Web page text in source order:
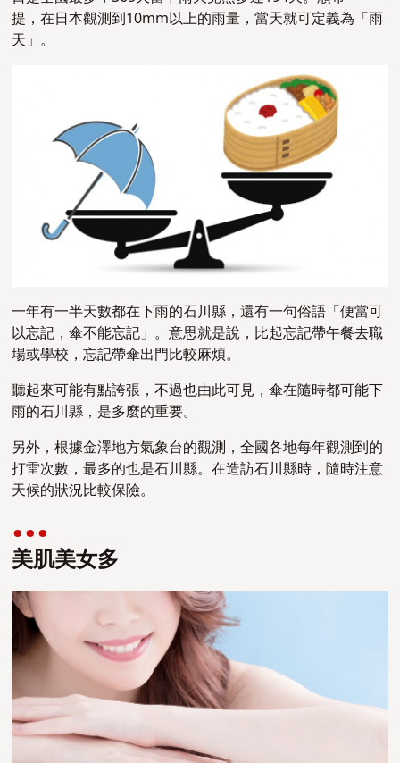
提，在日本觀測到10mm以上的雨量，當天就可定義為「雨
天」。
一年有一半天數都在下雨的石川縣，還有一句俗語「便當可
以忘記，傘不能忘記」。意思就是說，比起忘記帶午餐去職
場或學校，忘記帶傘出門比較麻煩。
聽起來可能有點誇張，不過也由此可見，傘在隨時都可能下
雨的石川縣，是多麼的重要。
另外，根據金澤地方氣象台的觀測，全國各地每年觀測到的
打雷次數，最多的也是石川縣。在造訪石川縣時，隨時注意
天候的狀況比較保險。
美肌美女多